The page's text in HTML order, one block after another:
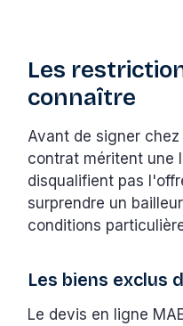
Les
connaître
Avant de signer
contrat méritent une
disqualifient pas
surprendre un
conditions
Les biens exclus
Le devis en ligne